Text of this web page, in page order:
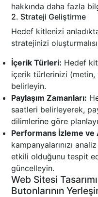
hakkında daha fazla
2. Strateji Geliştirme
Hedef kitlenizi
stratejinizi
İçerik Türleri: Hedef
içerik türlerinizi
belirleyin.
Paylaşım Zamanları:
saatleri belirleyerek,
dilimlerine göre
Performans İzleme ve
kampanyalarınızı
etkili olduğunu tespit
güncelleyin.
Web Sitesi
Butonlarının